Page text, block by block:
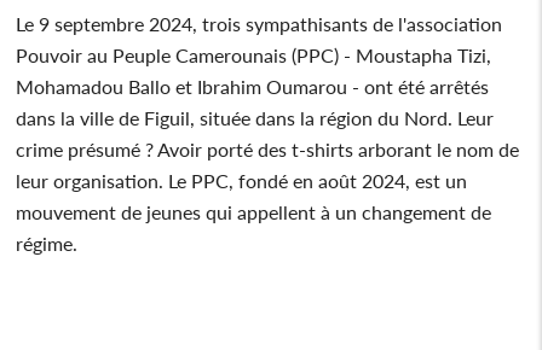
Le 9 septembre 2024, trois sympathisants de l'association
Pouvoir au Peuple Camerounais (PPC) - Moustapha Tizi,
Mohamadou Ballo et Ibrahim Oumarou - ont été arrêtés
dans la ville de Figuil, située dans la région du Nord. Leur
crime présumé ? Avoir porté des t-shirts arborant le nom de
leur organisation. Le PPC, fondé en août 2024, est un
mouvement de jeunes qui appellent à un changement de
régime.